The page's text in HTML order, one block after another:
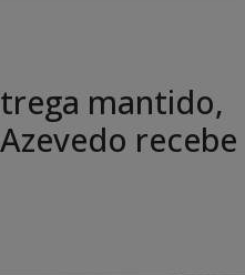
mantido,
recebe